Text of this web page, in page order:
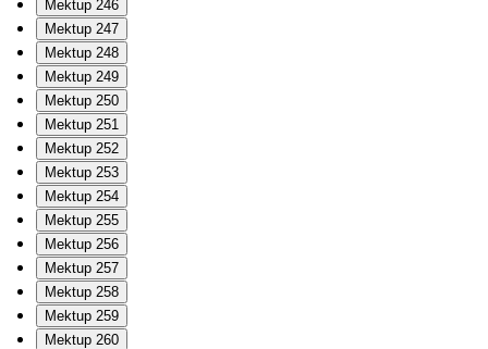
Mektup 246
Mektup 247
Mektup 248
Mektup 249
Mektup 250
Mektup 251
Mektup 252
Mektup 253
Mektup 254
Mektup 255
Mektup 256
Mektup 257
Mektup 258
Mektup 259
Mektup 260